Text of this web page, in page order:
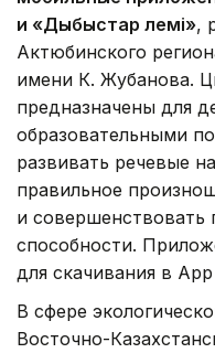
и «Дыбыстар әлемі»,
Актюбинского
имени К. Жубанова.
предназначены для
образовательными
развивать речевые
правильное
и совершенствовать
способности.
для скачивания в
В сфере
Восточно-